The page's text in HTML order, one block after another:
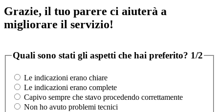
Grazie, il tuo parere ci aiuterà a
migliorare il servizio!
Quali sono stati gli aspetti che hai preferito? 1/2
Le indicazioni erano chiare
Le indicazioni erano complete
Capivo sempre che stavo procedendo correttamente
Non ho avuto problemi tecnici